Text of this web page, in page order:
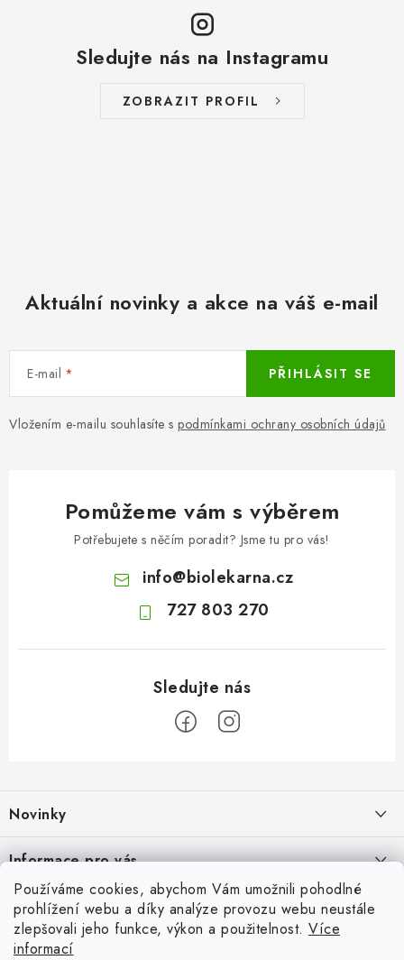
Používáme cookies, abychom Vám umožnili pohodlné
prohlížení webu a díky analýze provozu webu neustále
zlepšovali jeho funkce, výkon a použitelnost. Více
informací
Sledujte nás na Instagramu
ZOBRAZIT PROFIL
Aktuální novinky a akce na váš e-mail
E-mail
Vložením e-mailu souhlasíte s podmínkami ochrany osobních údajů
PŘIHLÁSIT SE
Pomůžeme vám s výběrem
Potřebujete s něčím poradit? Jsme tu pro vás!
info@biolekarna.cz
727 803 270
p
a
t
Novinky
Olivový olej při zácpě: co ukazují klinické studie?
Jak na klidné trávení na cestách
4.8.2026
Informace pro vás
Odborný garant MUDr. Monika Klaudysová
Jak nakupovat
Přijímáme online platby
Oblíbené